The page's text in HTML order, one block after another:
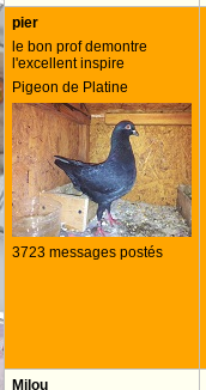
pier
le bon prof demontre
l'excellent inspire
Pigeon de Platine
3723 messages postés
Milou